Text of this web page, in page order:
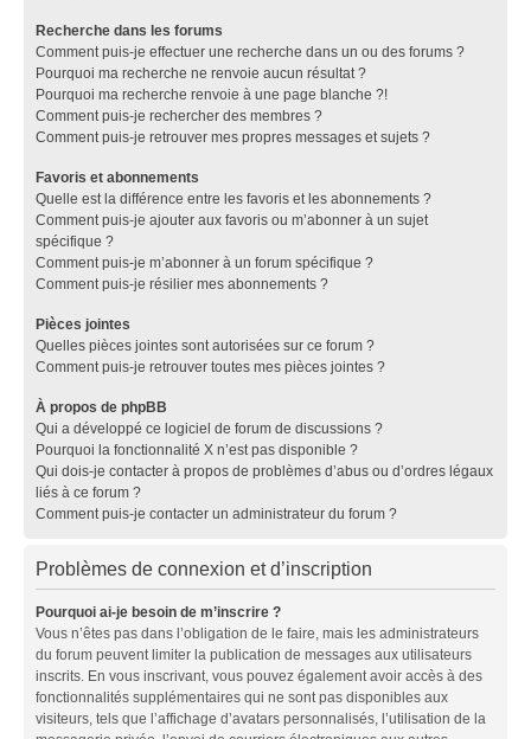
Recherche dans les forums
Comment puis-je effectuer une recherche dans un ou des forums ?
Pourquoi ma recherche ne renvoie aucun résultat ?
Pourquoi ma recherche renvoie à une page blanche ?!
Comment puis-je rechercher des membres ?
Comment puis-je retrouver mes propres messages et sujets ?
Favoris et abonnements
Quelle est la différence entre les favoris et les abonnements ?
Comment puis-je ajouter aux favoris ou m’abonner à un sujet
spécifique ?
Comment puis-je m’abonner à un forum spécifique ?
Comment puis-je résilier mes abonnements ?
Pièces jointes
Quelles pièces jointes sont autorisées sur ce forum ?
Comment puis-je retrouver toutes mes pièces jointes ?
À propos de phpBB
Qui a développé ce logiciel de forum de discussions ?
Pourquoi la fonctionnalité X n’est pas disponible ?
Qui dois-je contacter à propos de problèmes d’abus ou d’ordres légaux
liés à ce forum ?
Comment puis-je contacter un administrateur du forum ?
Problèmes de connexion et d’inscription
Pourquoi ai-je besoin de m’inscrire ?
Vous n’êtes pas dans l’obligation de le faire, mais les administrateurs
du forum peuvent limiter la publication de messages aux utilisateurs
inscrits. En vous inscrivant, vous pouvez également avoir accès à des
fonctionnalités supplémentaires qui ne sont pas disponibles aux
visiteurs, tels que l’affichage d’avatars personnalisés, l’utilisation de la